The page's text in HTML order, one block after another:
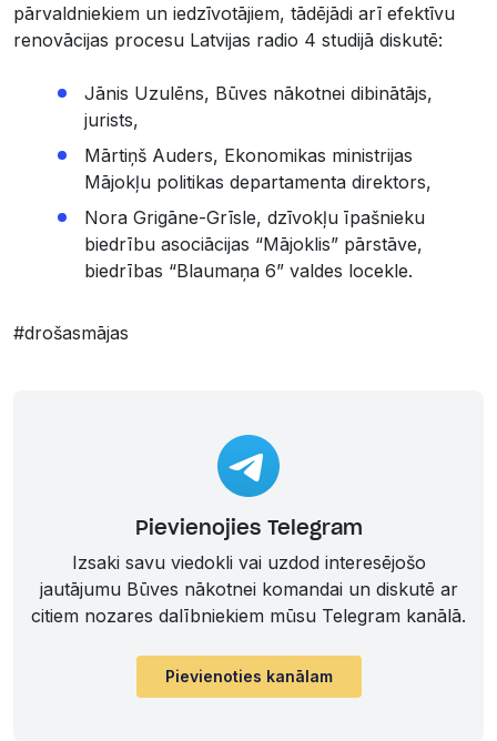
pārvaldniekiem un iedzīvotājiem, tādējādi arī efektīvu
renovācijas procesu Latvijas radio 4 studijā diskutē:
Jānis Uzulēns, Būves nākotnei dibinātājs,
jurists,
Mārtiņš Auders, Ekonomikas ministrijas
Mājokļu politikas departamenta direktors,
Nora Grigāne-Grīsle, dzīvokļu īpašnieku
biedrību asociācijas “Mājoklis” pārstāve,
biedrības “Blaumaņa 6” valdes locekle.
#drošasmājas
Pievienojies Telegram
Izsaki savu viedokli vai uzdod interesējošo
jautājumu Būves nākotnei komandai un diskutē ar
citiem nozares dalībniekiem mūsu Telegram kanālā.
Pievienoties kanālam